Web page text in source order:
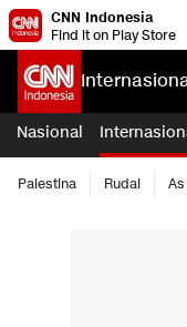
CNN Indonesia
Find it on Play Store
Nasional
Palestina Rudal